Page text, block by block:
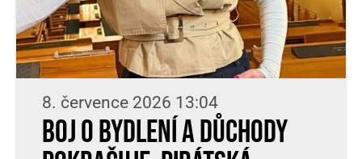
8. července 2026 13:04
Boj o bydlení a důchody